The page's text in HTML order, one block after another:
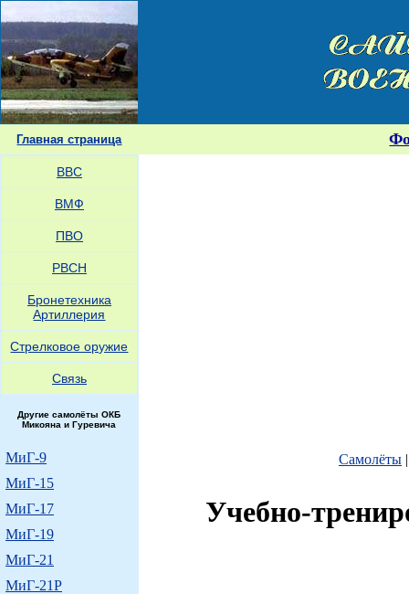
Главная страница
ВВС
ВМФ
ПВО
РВСН
Бронетехника
Артиллерия
Стрелковое оружие
Связь
Другие самолёты ОКБ
Микояна и Гуревича
МиГ-9
МиГ-15
МиГ-17
МиГ-19
МиГ-21
МиГ-21Р
Самолёты
Учебно-